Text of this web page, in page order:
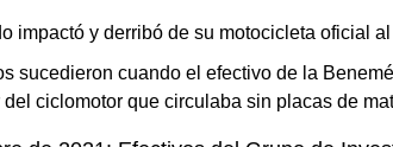
impactó y derribó de su motocicleta oficial
sucedieron cuando el efectivo de la
del ciclomotor que circulaba sin placas de